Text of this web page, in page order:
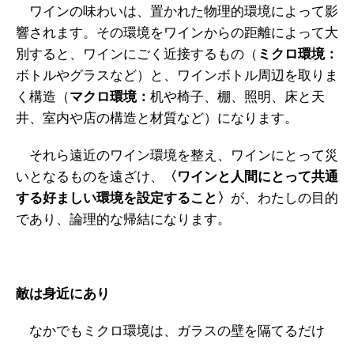
ワインの味わいは、置かれた物理的環境によって影
響されます。その環境をワインからの距離によって大
別すると、ワインにごく近接するもの（ ミクロ環境：
ボトルやグラスなど）と、ワインボトル周辺を取りま
く構造（マクロ環境： 机や椅子、棚、照明、床と天
井、室内や店の構造と材質など）になります。
それら遠近のワイン環境を整え、ワインにとって災
いとなるものを遠ざけ、
〈ワインと人間にとって共通
する好ましい環境を設定すること〉 が、わたしの目的
であり、論理的な帰結になります。
敵は身近にあり
なかでもミクロ環境は、ガラスの壁を隔てるだけ